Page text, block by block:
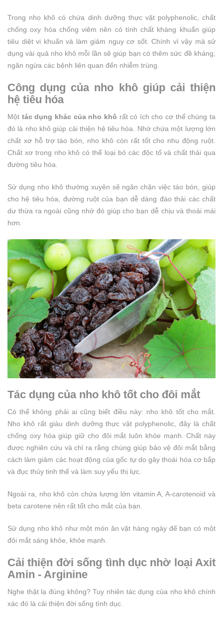
Trong nho khô có chứa dinh dưỡng thực vật polyphenolic, chất
chống oxy hóa chống viêm nên có tính chất kháng khuẩn giúp
tiêu diệt vi khuẩn và làm giảm nguy cơ sốt. Chính vì vậy mà sử
dụng vài quả nho khô mỗi lần sẽ giúp bạn có thêm sức đề kháng,
ngăn ngừa các bệnh liên quan đến nhiễm trùng.
Công dụng của nho khô giúp cải thiện
hệ tiêu hóa
Một tác dụng khác của nho khô rất có ích cho cơ thể chúng ta
đó là nho khô giúp cải thiện hệ tiêu hóa. Nhờ chứa một lượng lớn
chất xơ hỗ trợ táo bón, nho khô còn rất tốt cho nhu động ruột.
Chất xơ trong nho khô có thể loại bỏ các độc tố và chất thải qua
đường tiêu hóa.
Sử dụng nho khô thường xuyên sẽ ngăn chặn việc táo bón, giúp
cho hệ tiêu hóa, đường ruột của bạn dễ dàng đào thải các chất
dư thừa ra ngoài cũng nhờ đó giúp cho bạn dễ chịu và thoải mái
hơn.
Tác dụng của nho khô tốt cho đôi mắt
Có thể không phải ai cũng biết điều này: nho khô tốt cho mắt.
Nho khô rất giàu dinh dưỡng thực vật polyphenolic, đây là chất
chống oxy hóa giúp giữ cho đôi mắt luôn khỏe mạnh. Chất này
được nghiên cứu và chỉ ra rằng chúng giúp bảo vệ đôi mắt bằng
cách làm giảm các hoạt động của gốc tự do gây thoái hóa cơ bắp
và đục thủy tinh thể và làm suy yếu thị lực.
Ngoài ra, nho khô còn chứa lượng lớn vitamin A, A-carotenoid và
beta carotene nên rất tốt cho mắt của bạn.
Sử dụng nho khô như một món ăn vặt hàng ngày để bạn có một
đôi mắt sáng khỏe, khỏe mạnh.
Cải thiện đời sống tình dục nhờ loại Axit
Amin - Arginine
Nghe thật lạ đúng không? Tuy nhiên tác dụng của nho khô chính
xác đó là cải thiện đời sống tình dục.